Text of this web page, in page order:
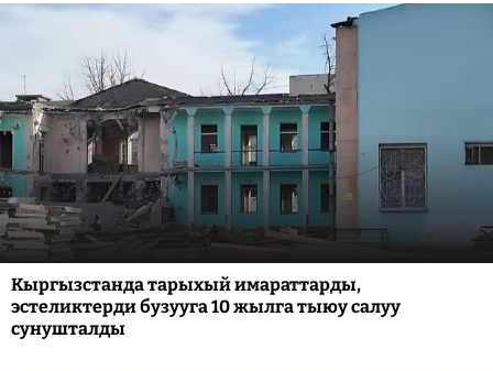
Кыргызстанда тарыхый имараттарды,
эстеликтерди бузууга 10 жылга тыюу салуу
сунушталды